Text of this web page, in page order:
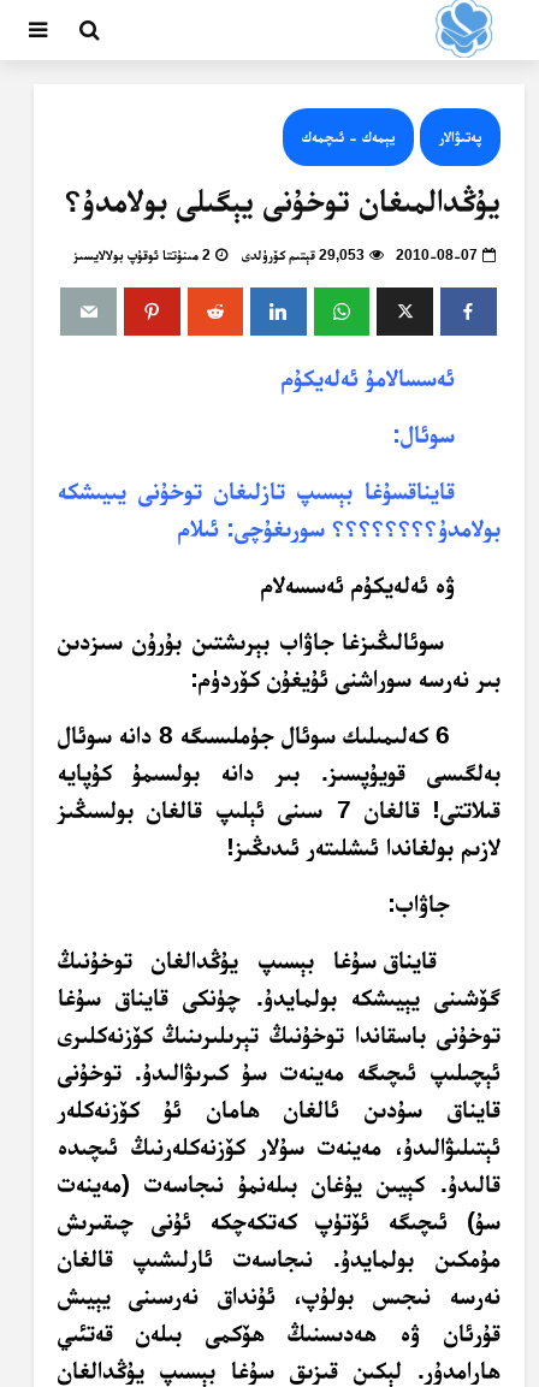
پەتىۋالار يېمەك - ئىچمەك
يۇڭدالمىغان توخۇنى يېگىلى بولامدۇ؟
2010-08-07 29,053 قېتىم كۆرۈلدى 2 مىنۇتتا ئوقۇپ بولالايسىز
ئەسسالامۇ ئەلەيكۇم
سوئال:
قايناقسۇغا بېسىپ تازلىغان توخۇنى يىيىشكە
بولامدۇ؟؟؟؟؟؟؟؟ سورىغۇچى: ئىلام
ۋە ئەلەيكۇم ئەسسەلام
سوئالىڭىزغا جاۋاب بېرىشتىن بۇرۇن سىزدىن
بىر نەرسە سوراشنى ئۇيغۇن كۆردۈم:
6 كەلىمىلىك سوئال جۈملىسىگە 8 دانە سوئال
بەلگىسى قويۇپسىز. بىر دانە بولسىمۇ كۇپايە
قىلاتتى!
قالغان 7 سىنى ئېلىپ قالغان بولسىڭىز
لازىم بولغاندا ئىشلىتەر ئىدىڭىز!
جاۋاب:
قايناق سۇغا بېسىپ يۇڭدالغان توخۇنىڭ
گۆشىنى يېيىشكە بولمايدۇ. چۈنكى قايناق سۇغا
توخۇنى باسقاندا توخۇنىڭ تېرىلىرىنىڭ كۆزنەكلىرى
ئېچىلىپ ئىچىگە مەينەت سۇ كىرىۋالىدۇ. توخۇنى
قايناق سۇدىن ئالغان ھامان ئۇ كۆزنەكلەر
ئېتىلىۋالىدۇ، مەينەت سۇلار كۆزنەكلەرنىڭ ئىچىدە
قالىدۇ. كېيىن يۇغان بىلەنمۇ نىجاسەت (مەينەت
سۇ) ئىچىگە ئۆتۈپ كەتكەچكە ئۇنى چىقىرىش
مۇمكىن بولمايدۇ. نىجاسەت ئارلىشىپ قالغان
نەرسە نىجىس بولۇپ، ئۇنداق نەرسىنى يېيىش
قۇرئان ۋە ھەدىسنىڭ ھۆكمى بىلەن قەتئىي
ھارامدۇر. لېكىن قىزىق سۇغا بېسىپ يۇڭدالغان